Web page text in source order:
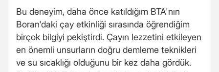
Bu deneyim, daha önce katıldığım BTA'nın
Boran'daki çay etkinliği sırasında öğrendiğim
birçok bilgiyi pekiştirdi. Çayın lezzetini etkileyen
en önemli unsurların doğru demleme teknikleri
ve su sıcaklığı olduğunu bir kez daha gördük.